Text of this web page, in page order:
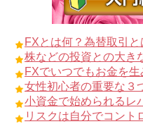
FXとは何？為替取引と
株などの投資との大き
FXでいつでもお金を
女性初心者の重要な３
小資金で始められるレ
リスクは自分でコント